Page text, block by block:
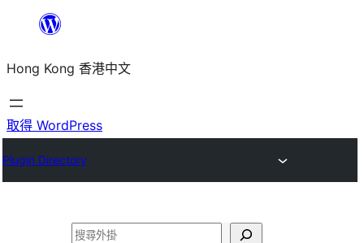
主
要
內
Hong Kong 香港中文
取得 WordPress
Plugin Directory
搜